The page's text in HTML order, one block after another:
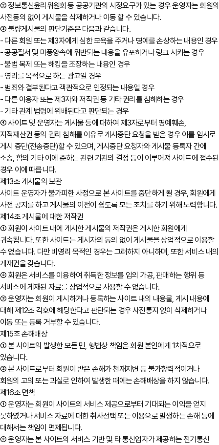
② 정보통신윤리위원회 등 공공기관의 시정요구가 있는 경우 운영자는 회원의
사전동의 없이 게시물을 삭제하거나 이동 할 수 있습니다.
③ 불량게시물의 판단기준은 다음과 같습니다.
- 다른 회원 또는 제3자에게 심한 모욕을 주거나 명예를 손상하는 내용인 경우
- 공공질서 및 미풍양속에 위반되는 내용을 유포하거나 링크 시키는 경우
- 불법 복제 또는 해킹을 조장하는 내용인 경우
- 영리를 목적으로 하는 광고일 경우
- 범죄와 결부된다고 객관적으로 인정되는 내용일 경우
- 다른 이용자 또는 제3자와 저작권 등 기타 권리를 침해하는 경우
- 기타 관계 법령에 위배된다고 판단되는 경우
④ 사이트 및 운영자는 게시물 등에 대하여 제3자로부터 명예훼손,
지적재산권 등의 권리 침해를 이유로 게시중단 요청을 받은 경우 이를 임시로
게시 중단(전송중단)할 수 있으며, 게시중단 요청자와 게시물 등록자 간에
소송, 합의 기타 이에 준하는 관련 기관의 결정 등이 이루어져 사이트에 접수된
경우 이에 따릅니다.
제13조 게시물의 보관
사이트 운영자가 불가피한 사정으로 본 사이트를 중단하게 될 경우, 회원에게
사전 공지를 하고 게시물의 이전이 쉽도록 모든 조치를 하기 위해 노력합니다.
제14조 게시물에 대한 저작권
① 회원이 사이트 내에 게시한 게시물의 저작권은 게시한 회원에게
귀속됩니다. 또한 사이트는 게시자의 동의 없이 게시물을 상업적으로 이용할
수 없습니다. 다만 비영리 목적인 경우는 그러하지 아니하며, 또한 서비스 내의
게재권을 갖습니다.
② 회원은 서비스를 이용하여 취득한 정보를 임의 가공, 판매하는 행위 등
서비스에 게재된 자료를 상업적으로 사용할 수 없습니다.
③ 운영자는 회원이 게시하거나 등록하는 사이트 내의 내용물, 게시 내용에
대해 제12조 각호에 해당한다고 판단되는 경우 사전통지 없이 삭제하거나
이동 또는 등록 거부할 수 있습니다.
제15조 손해배상
① 본 사이트의 발생한 모든 민, 형법상 책임은 회원 본인에게 1차적으로
있습니다.
② 본 사이트로부터 회원이 받은 손해가 천재지변 등 불가항력적이거나
회원의 고의 또는 과실로 인하여 발생한 때에는 손해배상을 하지 않습니다.
제16조 면책
① 운영자는 회원이 사이트의 서비스 제공으로부터 기대되는 이익을 얻지
못하였거나 서비스 자료에 대한 취사선택 또는 이용으로 발생하는 손해 등에
대해서는 책임이 면제됩니다.
② 운영자는 본 사이트의 서비스 기반 및 타 통신업자가 제공하는 전기통신